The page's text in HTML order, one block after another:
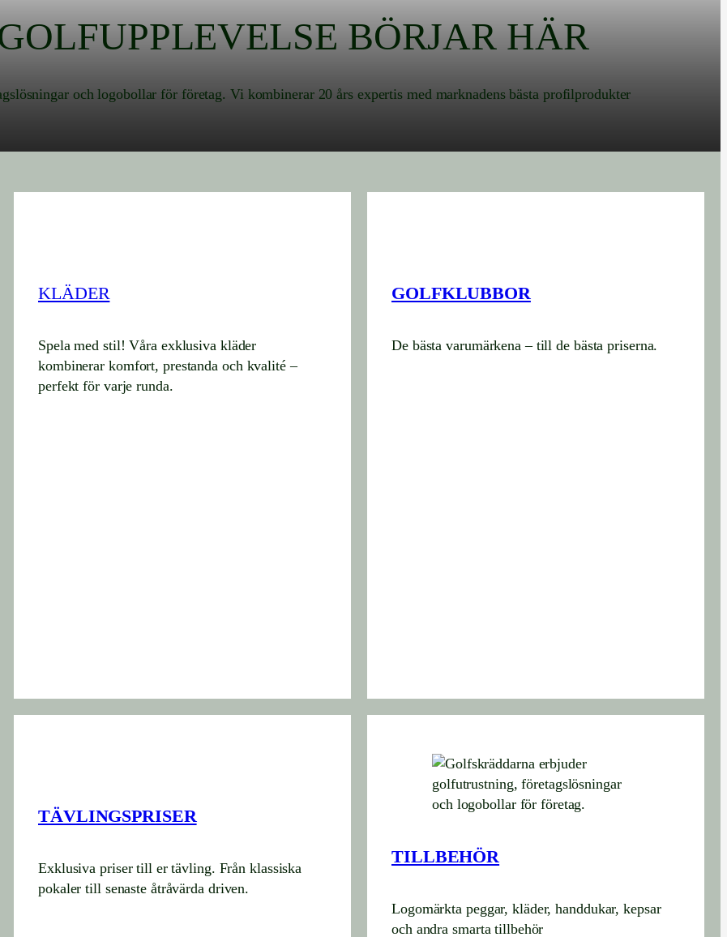
BÖRJAR HÄR
och logobollar för företag. Vi kombinerar 20 års expertis med marknadens bästa profilprodukter
KLÄDER
Spela med stil! Våra exklusiva kläder
kombinerar komfort, prestanda och kvalité –
perfekt för varje runda.
GOLFKLUBBOR
De bästa varumärkena – till de bästa priserna.
TÄVLINGSPRISER
Exklusiva priser till er tävling. Från klassiska
pokaler till senaste åtråvärda driven.
TILLBEHÖR
Logomärkta peggar, kläder, handdukar, kepsar
och andra smarta tillbehör